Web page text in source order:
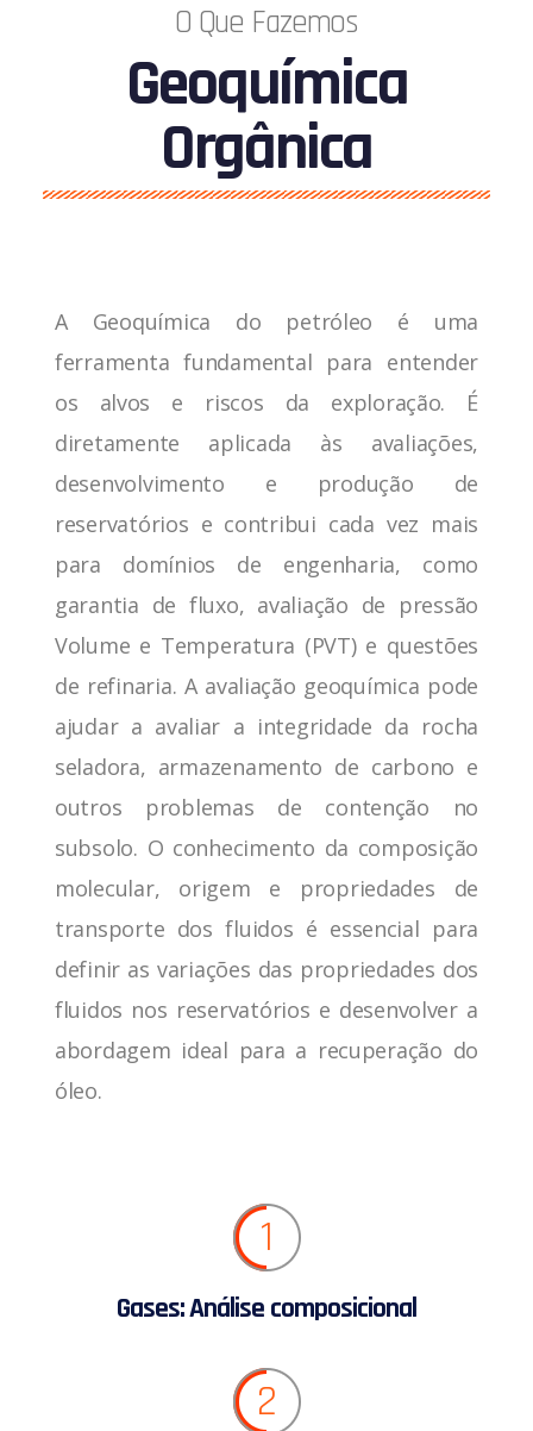
O Que Fazemos
Geoquímica
Orgânica
A Geoquímica do petróleo é uma
ferramenta fundamental para entender
os alvos e riscos da exploração. É
diretamente aplicada às avaliações,
desenvolvimento e produção de
reservatórios e contribui cada vez mais
para domínios de engenharia, como
garantia de fluxo, avaliação de pressão
Volume e Temperatura (PVT) e questões
de refinaria. A avaliação geoquímica pode
ajudar a avaliar a integridade da rocha
seladora, armazenamento de carbono e
outros problemas de contenção no
subsolo. O conhecimento da composição
molecular, origem e propriedades de
transporte dos fluidos é essencial para
definir as variações das propriedades dos
fluidos nos reservatórios e desenvolver a
abordagem ideal para a recuperação do
óleo.
1
Gases: Análise composicional
2